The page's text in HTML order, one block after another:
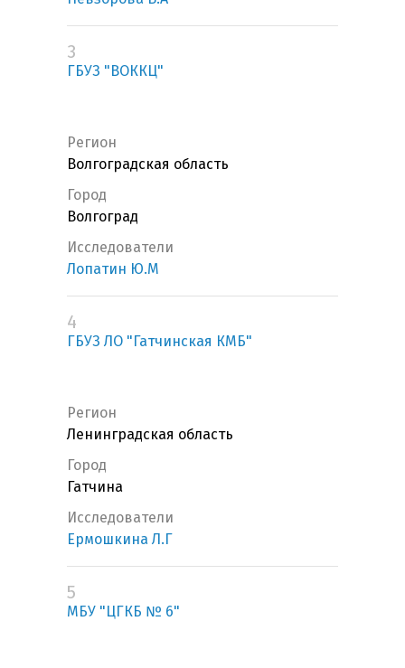
3
ГБУЗ "ВОККЦ"
Регион
Волгоградская область
Город
Волгоград
Исследователи
Лопатин Ю.М
4
ГБУЗ ЛО "Гатчинская КМБ"
Регион
Ленинградская область
Город
Гатчина
Исследователи
Ермошкина Л.Г
5
МБУ "ЦГКБ № 6"